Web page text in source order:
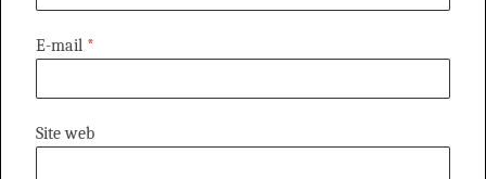
E-mail *
Site web